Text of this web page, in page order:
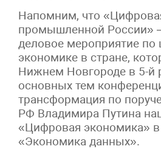
Напомним, что
промышленной России»
деловое мероприятие по
экономике в стране,
Нижнем Новгороде в 5-й
основных тем
трансформация по
РФ Владимира Путина
«Цифровая экономика»
«Экономика данных».